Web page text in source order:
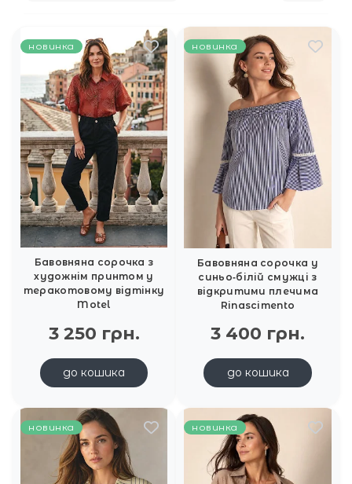
новинка
Бавовняна сорочка з
художнім принтом у
теракотовому відтінку
Motel
3 250 грн.
до кошика
новинка
Бавовняна сорочка у
синьо‑білій смужці з
відкритими плечима
Rinascimento
3 400 грн.
до кошика
новинка новинка